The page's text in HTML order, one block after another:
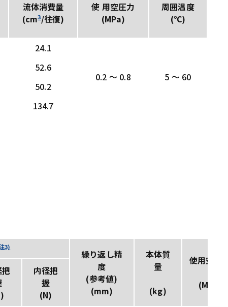
流体消費量
(cm3/往復)
使 用空圧力
(MPa)
周囲温度
(℃)
24.1
0.2 ～ 0.8 5 ～ 60
52.6
50.2
134.7
3)
繰り返し精
度
(参考値)
(mm)
本体質
量
(kg)
使用空圧
(MPa)
内径把
握
(N)